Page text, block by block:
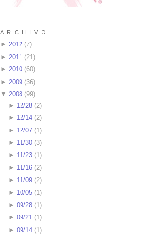
A R C H I V O
► 2012 (7)
► 2011 (21 )
► 2010 (60)
► 2009 (36)
▼ 2008 (99)
► 12/28(2)
► 12/14(2)
► 12/07(1)
► 11/30(3)
► 11/23(1)
► 11/16(2)
► 11/09(2)
► 10/05(1)
► 09/28(1)
► 09/21(1)
► 09/14(1)